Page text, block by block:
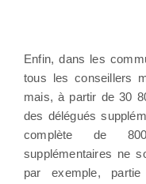
Enfin, dans les
tous les conseillers
mais, à partir de 30
des délégués
complète de
supplémentaires ne
par exemple,